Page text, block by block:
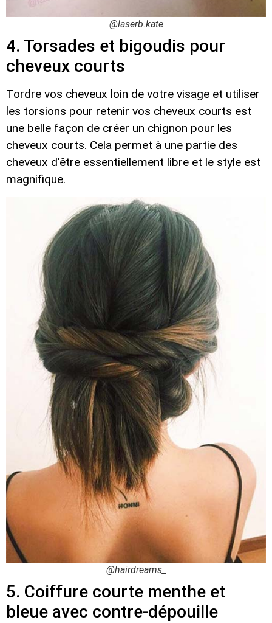
@laserb.kate
4. Torsades et bigoudis pour
cheveux courts
Tordre vos cheveux loin de votre visage et utiliser
les torsions pour retenir vos cheveux courts est
une belle façon de créer un chignon pour les
cheveux courts. Cela permet à une partie des
cheveux d'être essentiellement libre et le style est
magnifique.
@hairdreams_
5. Coiffure courte menthe et
bleue avec contre-dépouille